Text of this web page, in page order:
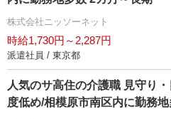
株式会社ニッソーネット
時給1,730円～2,287円
派遣社員 / 東京都
人気のサ高住の介護職 見守り
度低め/相模原市南区内に勤務